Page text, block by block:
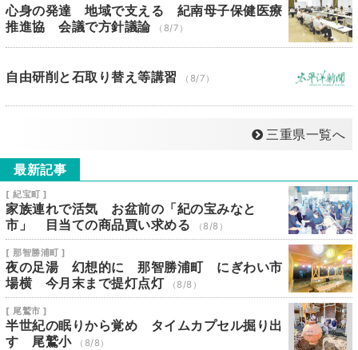
心身の発達 地域で支える 紀南母子保健医療
推進協 会議で方針議論
（8/7）
自由研削と石取り替え等講習 （8/7）
三重県一覧へ
最新記事
[ 紀宝町 ]
家族連れで活気 お盆前の「紀の宝みなと
市」 目当ての商品買い求める
（8/8）
[ 那智勝浦町 ]
夜の足湯 幻想的に 那智勝浦町 にぎわい市
場横 今月末まで提灯点灯
（8/8）
[ 尾鷲市 ]
半世紀の眠りから覚め タイムカプセル掘り出
す 尾鷲小
（8/8）